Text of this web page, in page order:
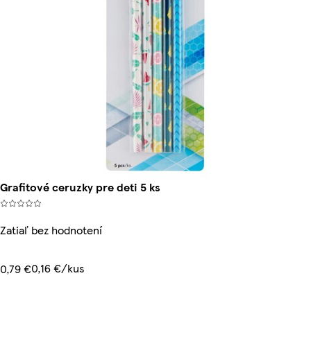
Grafitové ceruzky pre deti 5 ks
Zatiaľ bez hodnotení
0,79 €0,16 €/kus